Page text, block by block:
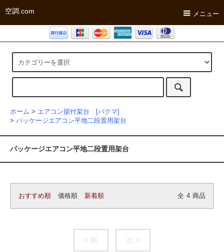
空調.com メニュー
ホーム > エアコン据付架台 [バクマ]
> パッケージエアコン平地二段置用架台
パッケージエアコン平地二段置用架台
おすすめ順 価格順 新着順 全 4 商品
< 前 次 >